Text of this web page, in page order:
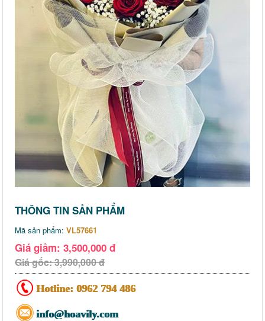
THÔNG TIN SẢN PHẨM
Mã sản phẩm: VL57661
Giá giảm: 3,500,000 đ
Giá gốc: 3,990,000 đ
Hotline: 0962 794 486
info@hoavily.com